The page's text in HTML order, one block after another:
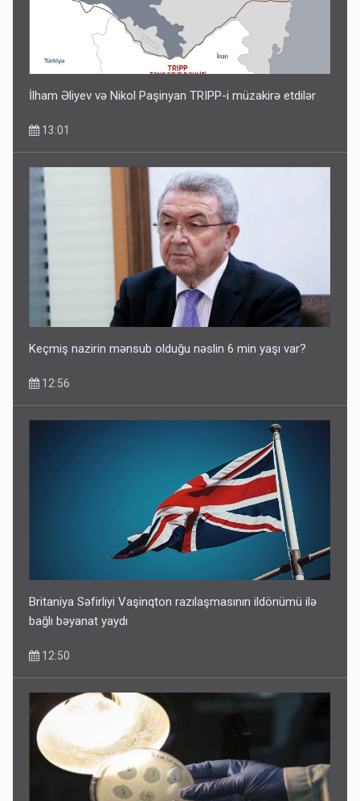
İlham Əliyev və Nikol Paşinyan TRIPP-i müzakirə etdilər
13:01
Keçmiş nazirin mənsub olduğu nəslin 6 min yaşı var?
12:56
Britaniya Səfirliyi Vaşinqton razılaşmasının ildönümü ilə
bağlı bəyanat yaydı
12:50